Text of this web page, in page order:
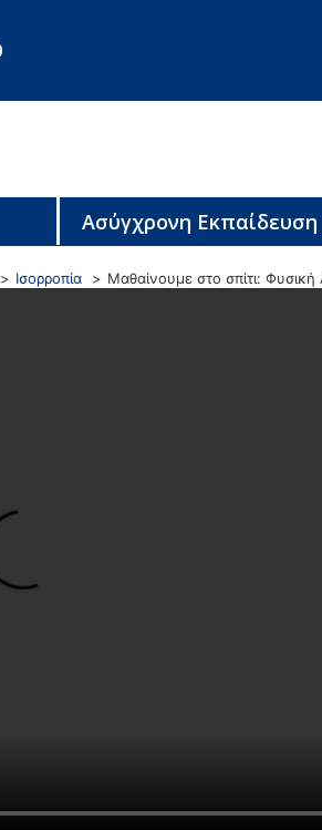
Ασύγχρονη Εκπαίδευση
Ισορροπία Μαθαίνουμε στο σπίτι: